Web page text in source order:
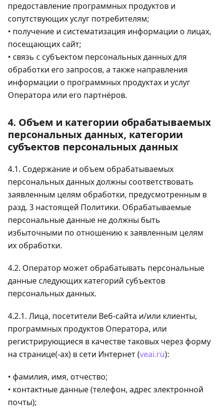
предоставление программных продуктов и
сопутствующих услуг потребителям;
• получение и систематизация информации о лицах,
посещающих сайт;
• связь с субъектом персональных данных для
обработки его запросов, а также направления
информации о программных продуктах и услуг
Оператора или его партнёров.
4. Объем и категории обрабатываемых
персональных данных, категории
субъектов персональных данных
4.1. Содержание и объем обрабатываемых
персональных данных должны соответствовать
заявленным целям обработки, предусмотренным в
разд. 3 настоящей Политики. Обрабатываемые
персональные данные не должны быть
избыточными по отношению к заявленным целям
их обработки.
4.2. Оператор может обрабатывать персональные
данные следующих категорий субъектов
персональных данных.
4.2.1. Лица, посетители Вeб-сайта и/или клиенты,
программных продуктов Оператора, или
регистрирующиеся в качестве таковых через форму
на странице(-ах) в сети Интернет (veai.ru):
• фамилия, имя, отчество;
• контактные данные (телефон, адрес электронной
почты);